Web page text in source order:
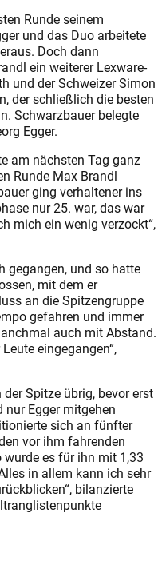
Runde seinem
und das Duo arbeitete
Doch dann
ein weiterer Lexware-
und der Schweizer Simon
der schließlich die besten
Schwarzbauer belegte
Egger.
am nächsten Tag ganz
Runde Max Brandl
ging verhaltener ins
nur 25. war, das war
mich ein wenig verzockt“,
gegangen, und so hatte
mit dem er
an die Spitzengruppe
gefahren und immer
auch mit Abstand.
eingegangen“,
Spitze übrig, bevor erst
Egger mitgehen
sich an fünfter
vor ihm fahrenden
wurde es für ihn mit 1,33
in allem kann ich sehr
bilanzierte